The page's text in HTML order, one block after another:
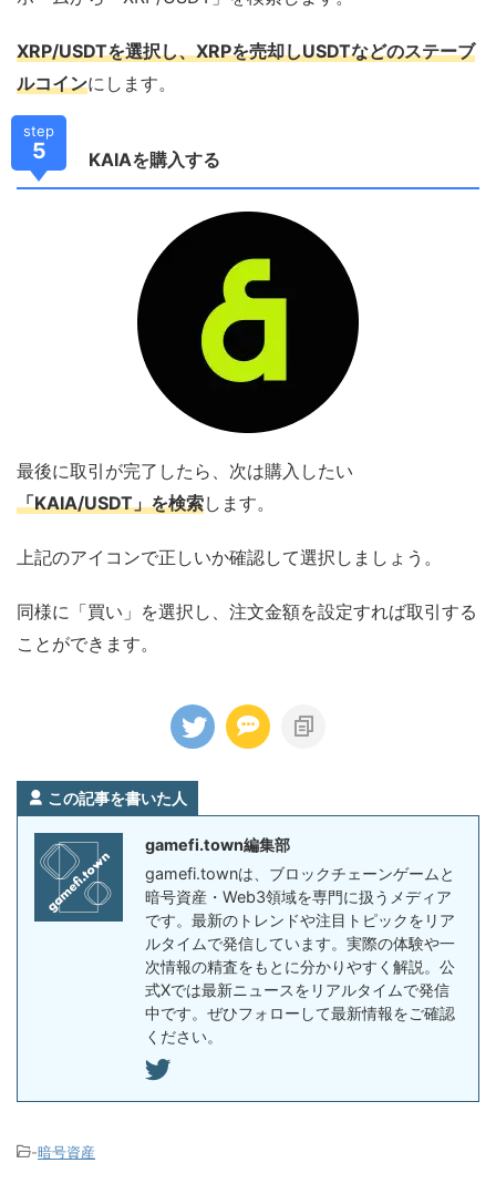
XRP/USDTを選択し、XRPを売却しUSDTなどのステーブ
ルコインにします。
step
5 KAIAを購入する
最後に取引が完了したら、次は購入したい
「KAIA/USDT」を検索します。
上記のアイコンで正しいか確認して選択しましょう。
同様に「買い」を選択し、注文金額を設定すれば取引する
ことができます。
この記事を書いた人
gamefi.town編集部
gamefi.townは、ブロックチェーンゲームと
暗号資産・Web3領域を専門に扱うメディア
です。最新のトレンドや注目トピックをリア
ルタイムで発信しています。実際の体験や一
次情報の精査をもとに分かりやすく解説。公
式Xでは最新ニュースをリアルタイムで発信
中です。ぜひフォローして最新情報をご確認
ください。
-暗号資産